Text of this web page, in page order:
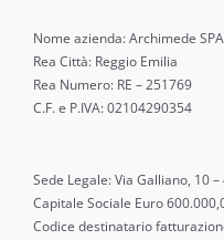
Nome azienda: Archimede SPA
Rea Città: Reggio Emilia
Rea Numero: RE – 251769
C.F. e P.IVA: 02104290354
Sede Legale: Via Galliano, 10
Capitale Sociale Euro
Codice destinatario